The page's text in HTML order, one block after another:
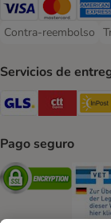
Visa Payment Method
Mastercard
Contra-reembolso
Contra-reembolso
Servicios de
GLS Shipping
Pago seguro
Security